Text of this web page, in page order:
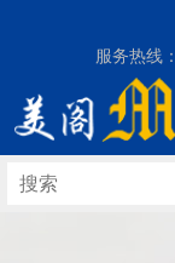
服务热线